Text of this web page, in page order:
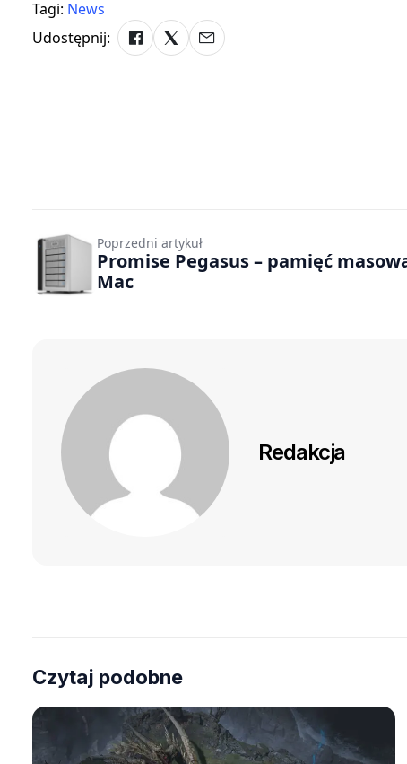
Tagi: News
Udostępnij:
Poprzedni artykuł
Promise Pegasus – pamięć
Mac
Redakcja
Czytaj podobne